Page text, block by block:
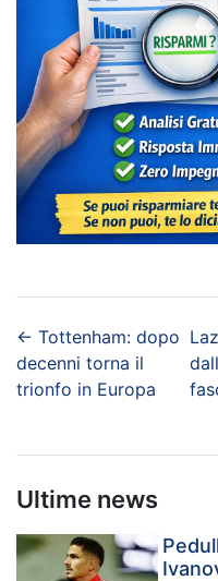
← Tottenham: dopo
decenni torna il
trionfo in Europa
Ultime news